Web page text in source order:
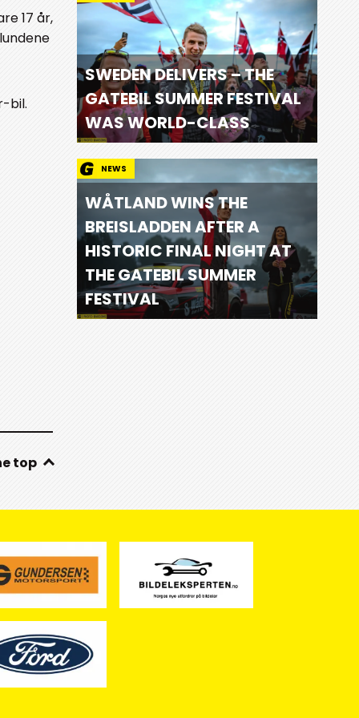
17 år,
bil.
top
SWEDEN DELIVERS – THE
GATEBIL SUMMER FESTIVAL
WAS WORLD-CLASS
NEWS
WÅTLAND WINS THE
BREISLADDEN AFTER A
HISTORIC FINAL NIGHT AT
THE GATEBIL SUMMER
FESTIVAL